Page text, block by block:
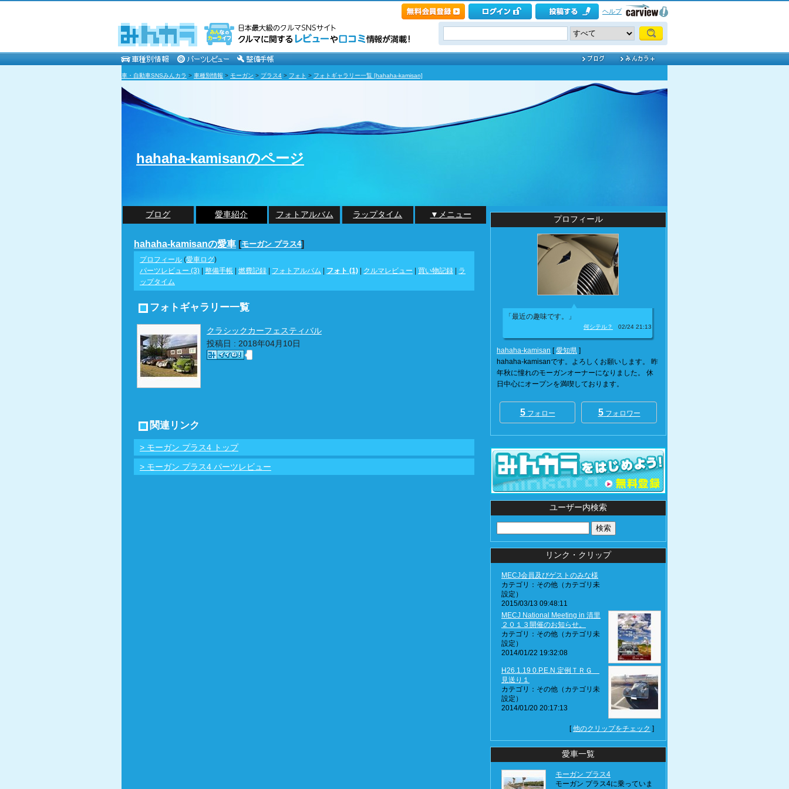
ヘルプ
車・自動車SNSみんカラ > 車種別情報 > モーガン > プラス4 > フォト > フォトギャラリー一覧 [hahaha-kamisan]
hahaha-kamisanのページ
ブログ 愛車紹介 フォトアルバム ラップタイム ▼メニュー
hahaha-kamisanの愛車 [モーガン プラス4]
プロフィール (愛車ログ)
パーツレビュー (3)
整備手帳 燃費記録 フォトアルバム フォト (1) クルマレビュー 買い物記録
ラ
ップタイム
フォトギャラリー一覧
クラシックカーフェスティバル
投稿日 : 2018年04月10日
関連リンク
> モーガン プラス4 トップ
> モーガン プラス4 パーツレビュー
プロフィール
「最近の趣味です。」
何シテル？ 02/24 21:13
hahaha-kamisan [愛知県 ]
hahaha-kamisanです。よろしくお願いします。 昨
年秋に憧れのモーガンオーナーになりました。 休
日中心にオープンを満喫しております。
5フォロー 5フォロワー
ユーザー内検索
リンク・クリップ
MECJ会員及びゲストのみな様
カテゴリ：その他（カテゴリ未
設定）
2015/03/13 09:48:11
MECJ National Meeting in 清里
２０１３開催のお知らせ。
カテゴリ：その他（カテゴリ未
設定）
2014/01/22 19:32:08
H26.1.19 0.P.E.N.定例ＴＲＧ
見送り１
カテゴリ：その他（カテゴリ未
設定）
2014/01/20 20:17:13
[他のクリップをチェック ]
愛車一覧
モーガン プラス4
モーガン プラス4に乗っていま